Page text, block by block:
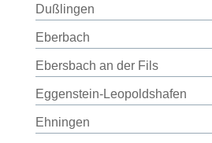
Dußlingen
Eberbach
Ebersbach an der Fils
Eggenstein-Leopoldshafen
Ehningen